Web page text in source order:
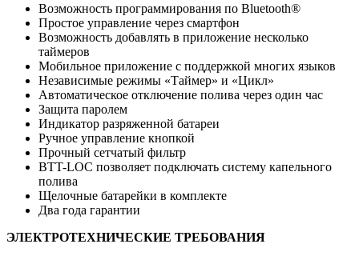
Возможность программирования по Bluetooth®
Простое управление через смартфон
Возможность добавлять в приложение несколько
таймеров
Мобильное приложение с поддержкой многих языков
Независимые режимы «Таймер» и «Цикл»
Автоматическое отключение полива через один час
Защита паролем
Индикатор разряженной батареи
Ручное управление кнопкой
Прочный сетчатый фильтр
BTT-LOC позволяет подключать систему капельного
полива
Щелочные батарейки в комплекте
Два года гарантии
ЭЛЕКТРОТЕХНИЧЕСКИЕ ТРЕБОВАНИЯ